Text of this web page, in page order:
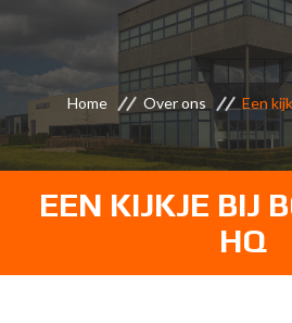
Home Over ons Een
EEN KIJKJE BIJ
HQ